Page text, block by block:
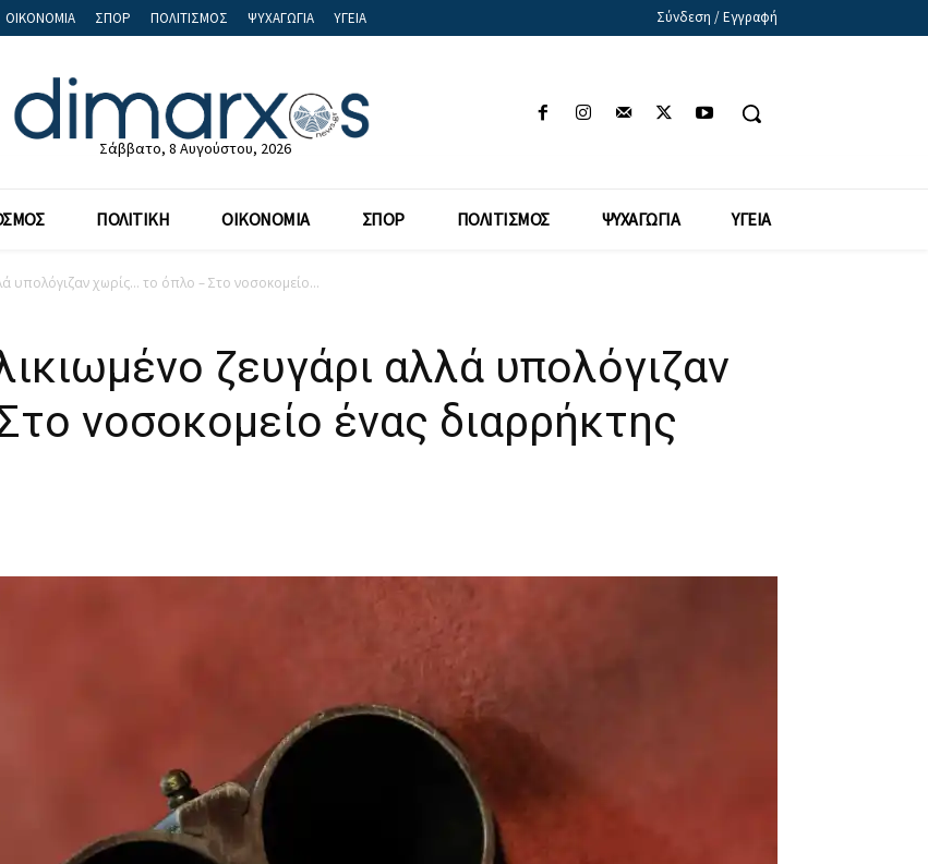
ΟΙΚΟΝΟΜΙΑ ΣΠΟΡ ΠΟΛΙΤΙΣΜΟΣ ΨΥΧΑΓΩΓΙΑ ΥΓΕΙΑ Σύνδεση / Εγγραφή
Σάββατο, 8 Αυγούστου, 2026
ΠΟΛΙΤΙΚΗ ΟΙΚΟΝΟΜΙΑ ΣΠΟΡ ΠΟΛΙΤΙΣΜΟΣ ΨΥΧΑΓΩΓΙΑ ΥΓΕΙΑ
υπολόγιζαν χωρίς… το όπλο – Στο νοσοκομείο...
ζευγάρι αλλά υπολόγιζαν
νοσοκομείο ένας διαρρήκτης